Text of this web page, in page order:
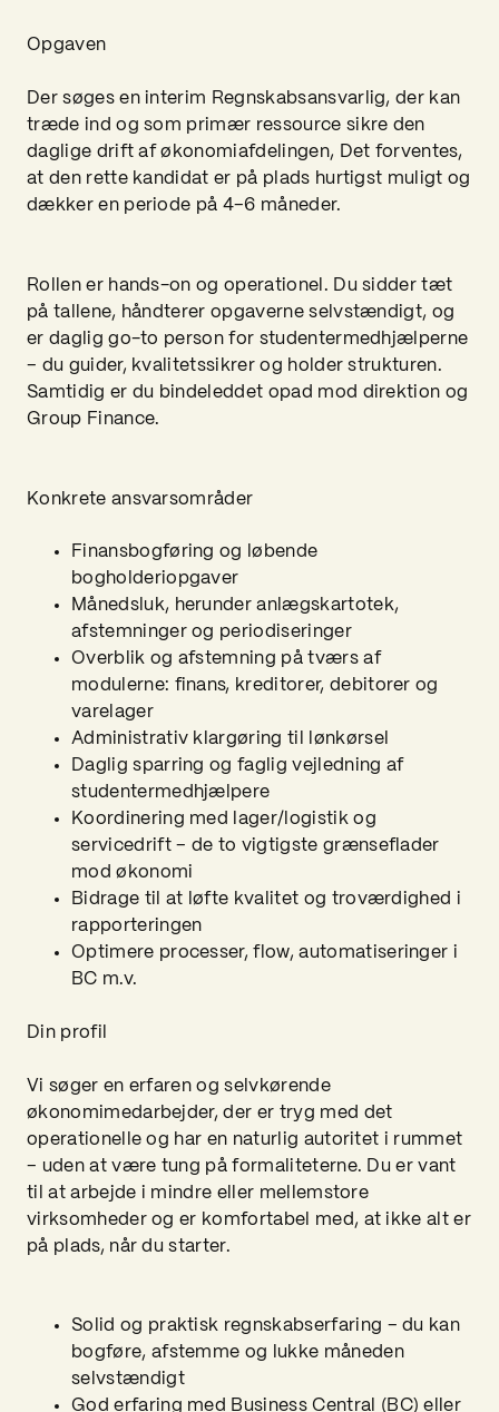
Opgaven
Der søges en interim Regnskabsansvarlig, der kan
træde ind og som primær ressource sikre den
daglige drift af økonomiafdelingen, Det forventes,
at den rette kandidat er på plads hurtigst muligt og
dækker en periode på 4–6 måneder.
Rollen er hands-on og operationel. Du sidder tæt
på tallene, håndterer opgaverne selvstændigt, og
er daglig go-to person for studentermedhjælperne
– du guider, kvalitetssikrer og holder strukturen.
Samtidig er du bindeleddet opad mod direktion og
Group Finance.
Konkrete ansvarsområder
Finansbogføring og løbende
bogholderiopgaver
Månedsluk, herunder anlægskartotek,
afstemninger og periodiseringer
Overblik og afstemning på tværs af
modulerne: finans, kreditorer, debitorer og
varelager
Administrativ klargøring til lønkørsel
Daglig sparring og faglig vejledning af
studentermedhjælpere
Koordinering med lager/logistik og
servicedrift – de to vigtigste grænseflader
mod økonomi
Bidrage til at løfte kvalitet og troværdighed i
rapporteringen
Optimere processer, flow, automatiseringer i
BC m.v.
Din profil
Vi søger en erfaren og selvkørende
økonomimedarbejder, der er tryg med det
operationelle og har en naturlig autoritet i rummet
– uden at være tung på formaliteterne. Du er vant
til at arbejde i mindre eller mellemstore
virksomheder og er komfortabel med, at ikke alt er
på plads, når du starter.
Solid og praktisk regnskabserfaring – du kan
bogføre, afstemme og lukke måneden
selvstændigt
God erfaring med Business Central (BC) eller